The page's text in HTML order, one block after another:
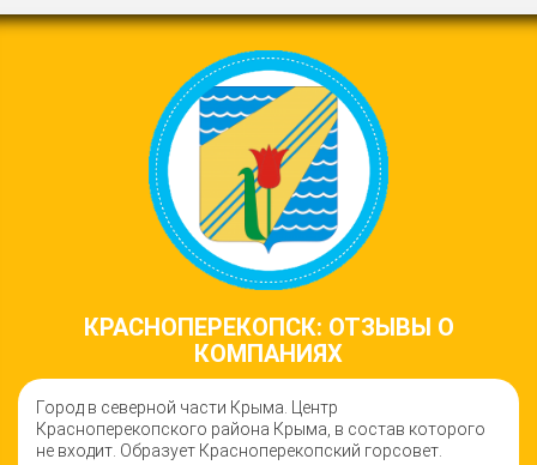
КРАСНОПЕРЕКОПСК: ОТЗЫВЫ О
КОМПАНИЯХ
Город в северной части Крыма. Центр
Красноперекопского района Крыма, в состав которого
не входит. Образует Красноперекопский горсовет.